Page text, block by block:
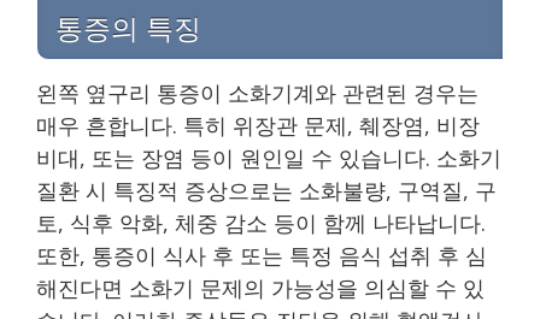
통증의 특징
왼쪽 옆구리 통증이 소화기계와 관련된 경우는
매우 흔합니다. 특히 위장관 문제, 췌장염, 비장
비대, 또는 장염 등이 원인일 수 있습니다. 소화기
질환 시 특징적 증상으로는 소화불량, 구역질, 구
토, 식후 악화, 체중 감소 등이 함께 나타납니다.
또한, 통증이 식사 후 또는 특정 음식 섭취 후 심
해진다면 소화기 문제의 가능성을 의심할 수 있